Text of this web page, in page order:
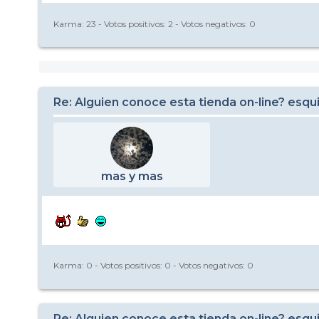
Karma: 23 - Votos positivos: 2 - Votos negativos: 0
Re: Alguien conoce esta tienda on-line?
mas y mas
Karma: 0 - Votos positivos: 0 - Votos negativos: 0